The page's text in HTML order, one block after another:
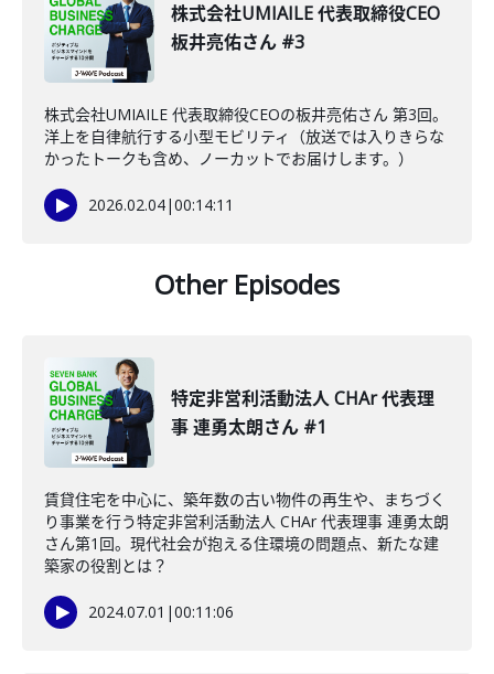
株式会社UMIAILE 代表取締役CEO
板井亮佑さん #3
株式会社UMIAILE 代表取締役CEOの板井亮佑さん 第3回。
洋上を自律航行する小型モビリティ（放送では入りきらな
かったトークも含め、ノーカットでお届けします。）
2026.02.04|00:14:11
Other Episodes
特定非営利活動法人 CHAr 代表理
事 連勇太朗さん #1
賃貸住宅を中心に、築年数の古い物件の再生や、まちづく
り事業を行う特定非営利活動法人 CHAr 代表理事 連勇太朗
さん第1回。現代社会が抱える住環境の問題点、新たな建
築家の役割とは？
2024.07.01 |00:11:06